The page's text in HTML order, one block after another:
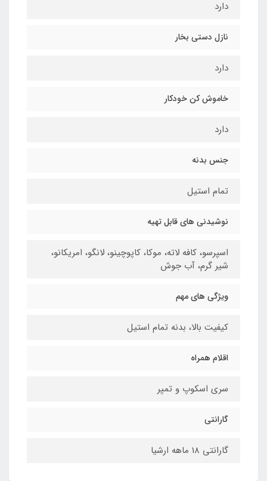
دارد
نازل دستی بخار
دارد
خاموش کن خودکار
دارد
جنس بدنه
تمام استیل
نوشیدنی های قابل تهیه
اسپرسو، کافه لاته، موکا، کاپوچینو، لانگو، امریکانو،
شیر گرم، آب جوش
ویژگی های مهم
کیفیت بالا، بدنه تمام استیل
اقلام همراه
سری اسکوپ و تمپر
گارانتی
گارانتی 18 ماهه ارشیا